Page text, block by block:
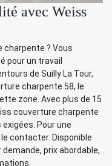
avec Weiss
charpente ? Vous
pour un travail
de Suilly La Tour,
charpente 58, le
zone. Avec plus de 15
couverture charpente
Pour une
contacter. Disponible
prix abordable,